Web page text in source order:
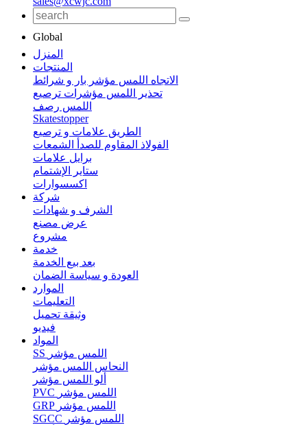
Global
المنزل
المنتجات
الاتجاه اللمس مؤشر بار و شرائط
تحذير اللمس مؤشرات ترصيع
اللمس رصف
Skatestopper
الطريق علامات و ترصيع
الفولاذ المقاوم للصدأ الشمعات
برايل علامات
ستاير الإشتمام
اكسسوارات
شركة
الشرف و شهادات
عرض مصنع
مشروع
خدمة
بعد بيع الخدمة
العودة و سياسة الضمان
الموارد
التعليمات
وثيقة تحميل
فيديو
المواد
SS اللمس مؤشر
النحاس اللمس مؤشر
ألو اللمس مؤشر
PVC اللمس مؤشر
GRP اللمس مؤشر
SGCC اللمس مؤشر